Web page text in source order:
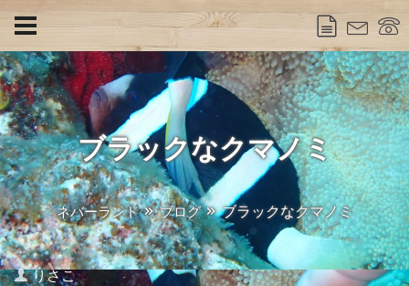
ブラックなクマノミ
ネバーランド ブログ ブラックなクマノミ
Author
りさこ